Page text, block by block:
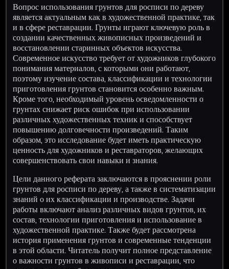
Вопрос использования грунтов для росписи по дереву
является актуальным как в художественной практике, так
и в сфере реставрации. Грунты играют ключевую роль в
создании качественных живописных произведений и
восстановлении старинных объектов искусства.
Современное искусство требует от художников глубокого
понимания материалов, с которыми они работают,
поэтому изучение состава, классификации и технологии
приготовления грунтов становится особенно важным.
Кроме того, необходимый уровень осведомленности о
грунтах снижает риск ошибок при использовании
различных художественных техник и способствует
повышению долговечности произведений. Таким
образом, это исследование будет иметь практическую
ценность для художников и реставраторов, желающих
совершенствовать свои навыки и знания.
Цели данного реферата заключаются в прояснении роли
грунтов для росписи по дереву, а также в систематизации
знаний о их классификации и производстве. Задачи
работы включают анализ различных видов грунтов, их
состав, технологии приготовления и использование в
художественной практике. Также будет рассмотрена
история применения грунтов и современные тенденции
в этой области. Читатель получит полное представление
о важности грунтов в живописи и реставрации, что